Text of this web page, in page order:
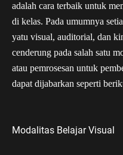
adalah cara terbaik untuk
di kelas. Pada umumnya
yatu visual, auditorial, dan
cenderung pada salah satu
atau pemrosesan untuk
dapat dijabarkan seperti
Modalitas Belajar Visual